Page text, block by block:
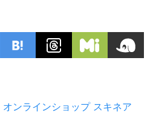
オンラインショップ スキネア